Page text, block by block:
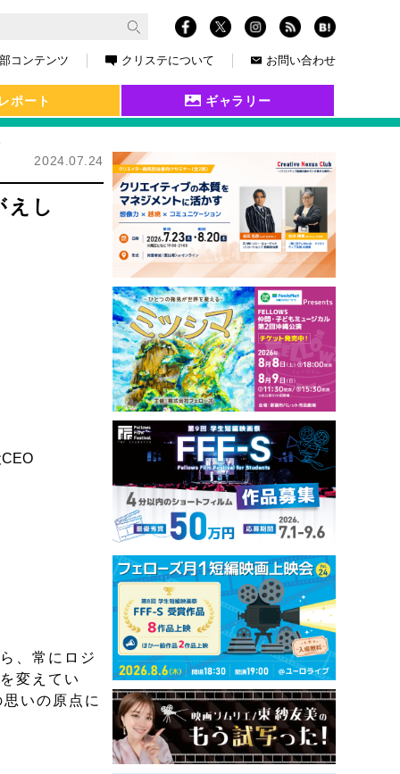
コンテンツ クリステについて お問い合わせ
レポート ギャラリー
2024.07.24
えし
、常にロジ
変えてい
いの原点に